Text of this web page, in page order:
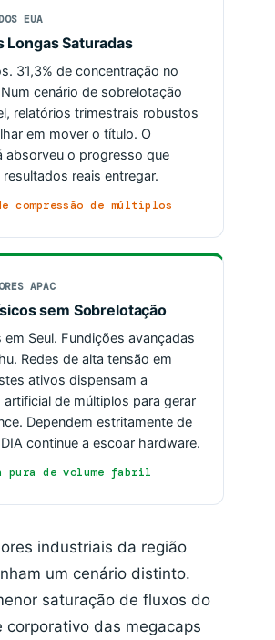
EUA
Longas Saturadas
31,3% de concentração no
cenário de sobrelotação
relatórios trimestrais robustos
em mover o título. O
absorveu o progresso que
reais entregar.
compressão de múltiplos
APAC
sem Sobrelotação
em Seul. Fundições avançadas
Redes de alta tensão em
ativos dispensam a
artificial de múltiplos para gerar
Dependem estritamente de
continue a escoar hardware.
pura de volume fabril
industriais da região
um cenário distinto.
saturação de fluxos do
corporativo das megacaps